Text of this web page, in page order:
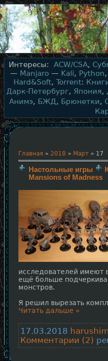
Интересы: ACW/CSA,
— Manjaro — Kali, Python
Hard&Soft, Torrent:
Дарк-Петербург, Япония,
Анимэ, БЖД, Брюнетки,
Главная » 2018 » Март » 17
Настольные игры
Mansions of Madness
исследователей имеют
ещё больше
монстров.
Я решил вырезать
Читать дальше »
17.03.2018
Комментарии (2)